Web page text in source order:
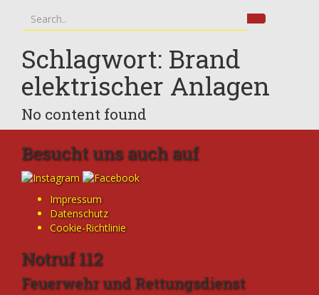
Schlagwort: Brand
elektrischer Anlagen
No content found
Besucht uns auch auf
Impressum
Datenschutz
Cookie-Richtlinie
Notruf 112
Feuerwehr und Rettungsdienst